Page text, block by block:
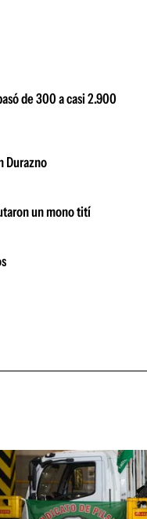
de 300 a casi 2.900
Durazno
un mono tití